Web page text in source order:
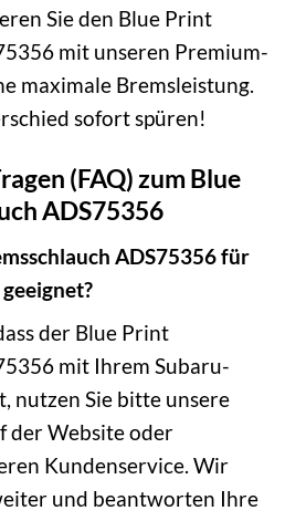
Sie den Blue Print
mit unseren Premium-
maximale Bremsleistung.
sofort spüren!
(FAQ) zum Blue
ADS75356
ADS75356 für
der Blue Print
mit Ihrem Subaru-
nutzen Sie bitte unsere
der Website oder
Kundenservice. Wir
und beantworten Ihre